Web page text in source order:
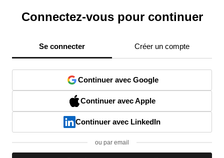
Connectez-vous pour continuer
Se connecter Créer un compte
Continuer avec Google
Continuer avec Apple
Continuer avec LinkedIn
ou par email